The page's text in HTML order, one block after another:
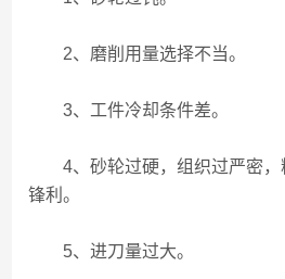
2、磨削用量选择不当。
3、工件冷却条件差。
4、砂轮过硬，组织过严密，
锋利。
5、进刀量过大。